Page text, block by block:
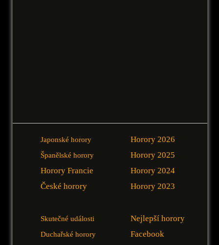
Japonské horory
Španělské horory
Horory Francie
České horory
Horory 2026
Horory 2025
Horory 2024
Horory 2023
Skutečné události
Duchařské horory
Nejlepší horory
Facebook